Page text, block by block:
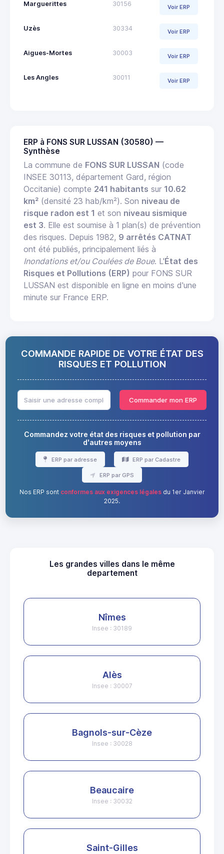
Marguerittes 30156 Voir ERP
Uzès 30334 Voir ERP
Aigues-Mortes 30003 Voir ERP
Les Angles 30011 Voir ERP
ERP à FONS SUR LUSSAN (30580) —
Synthèse
La commune de FONS SUR LUSSAN (code
INSEE 30113, département Gard, région
Occitanie) compte 241 habitants sur 10.62
km² (densité 23 hab/km²). Son niveau de
risque radon est 1 et son niveau sismique
est 3. Elle est soumise à 1 plan(s) de prévention
des risques. Depuis 1982, 9 arrêtés CATNAT
ont été publiés, principalement liés à
Inondations et/ou Coulées de Boue. L'État des
Risques et Pollutions (ERP) pour FONS SUR
LUSSAN est disponible en ligne en moins d'une
minute sur France ERP.
COMMANDE RAPIDE DE VOTRE ÉTAT DES
RISQUES ET POLLUTION
Commander mon ERP
Commandez votre état des risques et pollution par
d'autres moyens
ERP par adresse ERP par Cadastre
ERP par GPS
Nos ERP sont conformes aux exigences légalesdu 1er Janvier
2025.
Les grandes villes dans le même
departement
Nîmes
Insee : 30189
Alès
Insee : 30007
Bagnols-sur-Cèze
Insee : 30028
Beaucaire
Insee : 30032
Saint-Gilles